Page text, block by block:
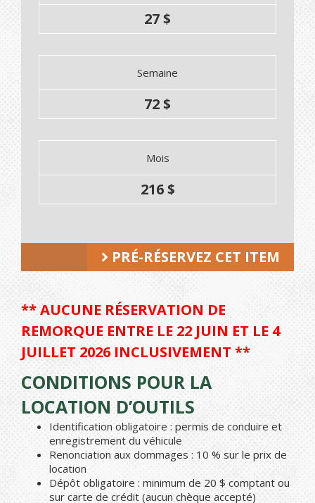
27 $
Semaine
72 $
Mois
216 $
PRÉ-RÉSERVEZ CET ITEM
** AUCUNE RÉSERVATION DE
REMORQUE ENTRE LE 22 JUIN ET LE 4
JUILLET 2026 INCLUSIVEMENT **
CONDITIONS POUR LA
LOCATION D’OUTILS
Identification obligatoire : permis de conduire et
enregistrement du véhicule
Renonciation aux dommages : 10 % sur le prix de
location
Dépôt obligatoire : minimum de 20 $ comptant ou
sur carte de crédit (aucun chèque accepté)